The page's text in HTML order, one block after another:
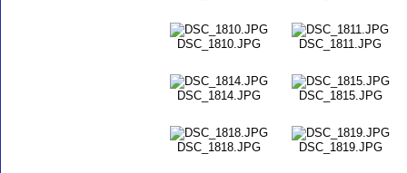
DSC_1810.JPG DSC_1811.JPG
DSC_1814.JPG DSC_1815.JPG
DSC_1818.JPG DSC_1819.JPG